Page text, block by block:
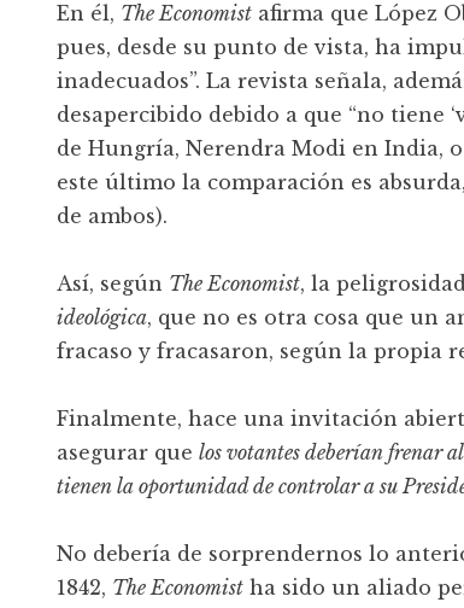
En él, The Economist afirma que López
pues, desde su punto de vista, ha
inadecuados”. La revista señala,
desapercibido debido a que “no tiene
de Hungría, Nerendra Modi en India,
este último la comparación es
de ambos).
Así, según The Economist, la
ideológica, que no es otra cosa que un
fracaso y fracasaron, según la propia
Finalmente, hace una invitación
asegurar quelos votantes deberían frenar
tienen la oportunidad de controlar a su
No debería de sorprendernos lo
1842, The Economist ha sido un aliado